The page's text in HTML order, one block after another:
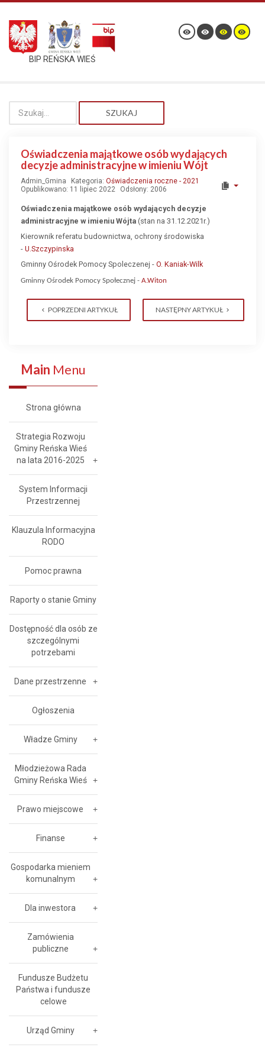
BIP REŃSKA WIEŚ
SZUKAJ
Oświadczenia majątkowe osób wydających
decyzje administracyjne w imieniu Wójt
Admin_Gmina Kategoria: Oświadczenia roczne - 2021
Opublikowano: 11 lipiec 2022
Odsłony: 2006
Oświadczenia majątkowe osób wydających decyzje
administracyjne w imieniu Wójta (stan na 31.12.2021r.)
Kierownik referatu budownictwa, ochrony środowiska
- U.Szczypinska
Gminny Ośrodek Pomocy Spoleczenej - O. Kaniak-Wilk
Gminny Ośrodek Pomocy Społecznej - A.Witon
POPRZEDNI ARTYKUŁ NASTĘPNY ARTYKUŁ
Main Menu
Strona główna
Strategia Rozwoju
Gminy Reńska Wieś
na lata 2016-2025
System Informacji
Przestrzennej
Klauzula Informacyjna
RODO
Pomoc prawna
Raporty o stanie Gminy
Dostępność dla osób ze
szczególnymi
potrzebami
Dane przestrzenne
Ogłoszenia
Władze Gminy
Młodzieżowa Rada
Gminy Reńska Wieś
Prawo miejscowe
Finanse
Gospodarka mieniem
komunalnym
Dla inwestora
Zamówienia
publiczne
Fundusze Budżetu
Państwa i fundusze
celowe
Urząd Gminy